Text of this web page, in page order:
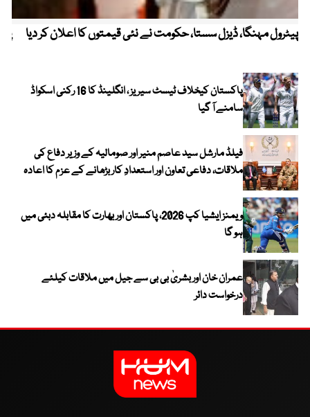
پیٹرول مہنگا، ڈیزل سستا، حکومت نے نئی قیمتوں کا اعلان کر دیا
پاکستان کیخلاف ٹیسٹ سیریز ، انگلینڈ کا 16 رکنی اسکواڈ
سامنے آ گیا
فیلڈ مارشل سید عاصم منیر اور صومالیہ کے وزیر دفاع کی
ملاقات، دفاعی تعاون اور استعدادِ کار بڑھانے کے عزم کا اعادہ
ویمنز ایشیا کپ 2026، پاکستان اور بھارت کا مقابلہ دبئی میں
ہو گا
عمران خان اور بشریٰ بی بی سے جیل میں ملاقات کیلئے
درخواست دائر